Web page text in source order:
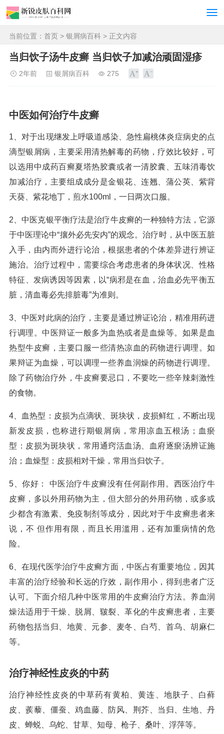
当前位置： 首页 > 银屑病百科 > 正文内容
当归饮子汤牛皮癣 当归饮子加减治顽固湿疹
2年前 银屑病百科 275
中医如何治疗牛皮癣
1、对于出现继发上呼吸道感染、急性扁桃体炎症病史的点
滴型银屑病，主要采用清热解毒的药物，疗效比较好，可
以选用中成药百癣夏塔热胶囊或者一清胶囊、五味消毒饮
加减治疗，主要组成成分是金银花、连翘、蒲公英、紫背
天葵、紫花地丁，煎水100ml，一日两次口服。
2、中医克银平衡疗法是治疗牛皮癣的一种独特方法，它源
于中医理论中“攘外必先安内”的观念。治疗时，从中医五脏
入手，由内而外进行论治，根据患者的个体差异进行辨证
施治。治疗过程中，需要综合考虑患者的身体状况、性格
特征、发病诱因等因素，以“病邪是在血，治血必先平衡五
脏，清血毒必先排脏毒”为准则。
3、中医对此病的治疗，主要是通过辨证论治，精准用药进
行调理。中医辩证一般多为血热或者是血燥等。如果是血
热型牛皮癣，主要口服一些清热凉血的药物进行调理。如
果辩证为血燥，可以调理一些养血润燥的药物进行调理。
除了药物治疗外，牛皮癣要忌口，不要吃一些辛辣刺激性
的食物。
4、血热型：皮损为点滴状、斑块状，皮损鲜红，不断出现
新发皮损，也称进行期银屑病，常用凉血五根汤；血瘀
型：皮损为斑块状，常用通窍活血汤、血府逐瘀汤辨证施
治；血燥型：皮损相对干燥，常用当归饮子。
5、你好： 中医治疗牛皮癣没有任何副作用。西医治疗牛
皮癣，多以外用药物为主，但大部分的外用药物，或多或
少都含有激素、免疫制剂等成分，因此对于牛皮癣患者来
说，不 但作用有限，而且长用滥用，还有加重病情的危
险。
6、在现代医学治疗牛皮癣方面，中医占有重要地位，因其
丰富的治疗经验和长远的疗效，副作用小，得到患者广泛
认可。下面介绍几种中医常用的牛皮癣治疗方法。养血润
燥法适用于干燥、脱屑、皲裂、革化的牛皮癣患者，主要
药物包括当归、地黄、元参、麦冬、白芍、首乌、胡麻仁
等。
治疗神经性皮炎的中药
治疗神经性皮炎的中草药有黄柏、黄连、地肤子、白藓
皮、蒺藜、僵蚕、鸡血藤、防风、荆芥、当归、生地、丹
皮、蝉蜕、乌蛇、甘草、知母、枪子、桑叶、浮萍等。